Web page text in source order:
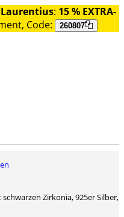
Laurentius: 15 % EXTRA-
Code: 260807